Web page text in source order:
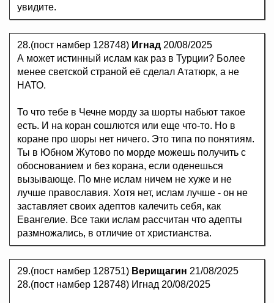
увидите.
28.(пост намбер 128748) Игнад 20/08/2025
А может истинный ислам как раз в Турции? Более
менее светской страной её сделал Ататюрк, а не
НАТО.
То что тебе в Чечне морду за шорты набьют такое
есть. И на коран сошлются или еще что-то. Но в
коране про шоры нет ничего. Это типа по понятиям.
Ты в Юбном Жутово по морде можешь получить с
обоснованием и без корана, если оденешься
вызывающе. По мне ислам ничем не хуже и не
лучше православия. Хотя нет, ислам лучше - он не
заставляет своих адептов калечить себя, как
Евангелие. Все таки ислам рассчитан что адепты
размножались, в отличие от христианства.
29.(пост намбер 128751) Верищагин 21/08/2025
28.(пост намбер 128748) Игнад 20/08/2025